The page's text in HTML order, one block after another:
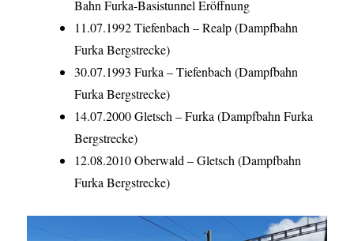
Bahn Furka-Basistunnel Eröffnung
11.07.1992 Tiefenbach – Realp (Dampfbahn
Furka Bergstrecke)
30.07.1993 Furka – Tiefenbach (Dampfbahn
Furka Bergstrecke)
14.07.2000 Gletsch – Furka (Dampfbahn Furka
Bergstrecke)
12.08.2010 Oberwald – Gletsch (Dampfbahn
Furka Bergstrecke)